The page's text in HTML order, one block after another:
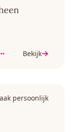
Bekijk
persoonlijk